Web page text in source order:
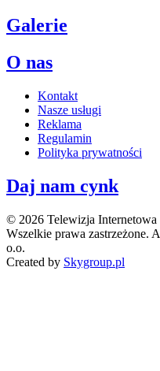
Galerie
O nas
Kontakt
Nasze usługi
Reklama
Regulamin
Polityka prywatności
Daj nam cynk
© 2026 Telewizja Internetowa
Wszelkie prawa zastrzeżone.
o.o.
Created by Skygroup.pl